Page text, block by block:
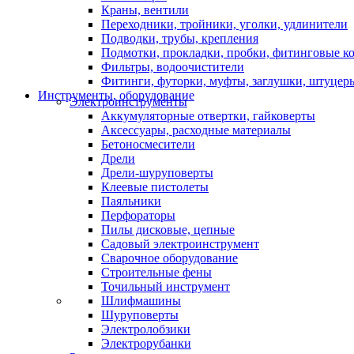
Краны, вентили
Переходники, тройники, уголки, удлинители
Подводки, трубы, крепления
Подмотки, прокладки, пробки, фитинговые
Фильтры, водоочистители
Фитинги, футорки, муфты, заглушки,
Инструменты, оборудование
Электроинструменты
Аккумуляторные отвертки, гайковерты
Аксессуары, расходные материалы
Бетоносмесители
Дрели
Дрели-шуруповерты
Клеевые пистолеты
Паяльники
Перфораторы
Пилы дисковые, цепные
Садовый электроинструмент
Сварочное оборудование
Строительные фены
Точильный инструмент
Шлифмашины
Шуруповерты
Электролобзики
Электрорубанки